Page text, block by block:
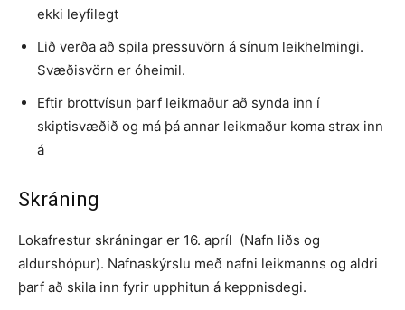
ekki leyfilegt
Lið verða að spila pressuvörn á sínum leikhelmingi.
Svæðisvörn er óheimil.
Eftir brottvísun þarf leikmaður að synda inn í
skiptisvæðið og má þá annar leikmaður koma strax inn
á
Skráning
Lokafrestur skráningar er 16. apríl (Nafn liðs og
aldurshópur). Nafnaskýrslu með nafni leikmanns og aldri
þarf að skila inn fyrir upphitun á keppnisdegi.